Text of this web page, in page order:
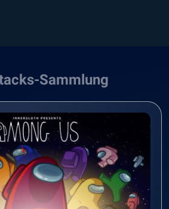
Sammlung